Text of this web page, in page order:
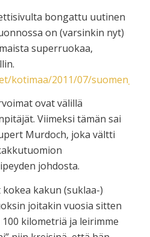
bongattu uutinen
on (varsinkin nyt)
superruokaa,
kotimaa/2011/07/
ovat välillä
Viimeksi tämän sai
Murdoch, joka vältti
johdosta.
kakun (suklaa-)
joitakin vuosia sitten
kilometriä ja leirimme